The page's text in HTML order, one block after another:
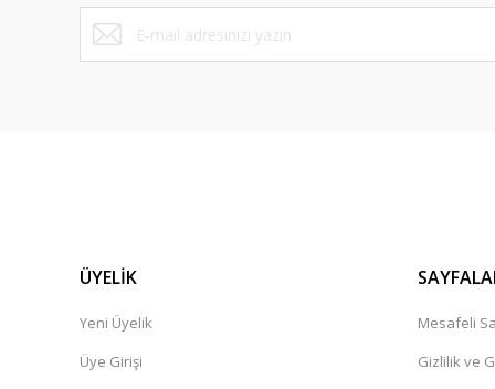
Bu ürüne benzer farklı alternatifler olmalı.
ÜYELİK
Yeni Üyelik
Üye Girişi
Mesafeli
Gizlilik ve